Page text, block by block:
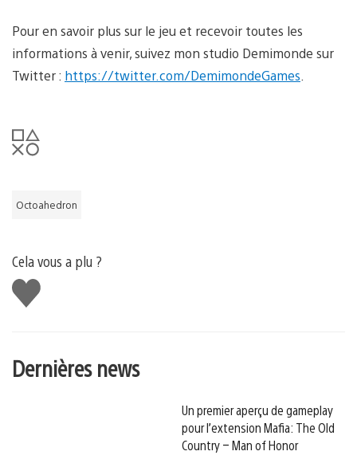
Pour en savoir plus sur le jeu et recevoir toutes les
informations à venir, suivez mon studio Demimonde sur
Twitter : https://twitter.com/DemimondeGames
Octoahedron
Cela vous a plu ?
J'aime
Dernières news
Un premier aperçu de gameplay
pour l’extension Mafia: The Old
Country – Man of Honor